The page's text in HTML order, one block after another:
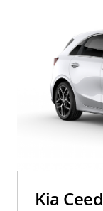
Kia Ceed